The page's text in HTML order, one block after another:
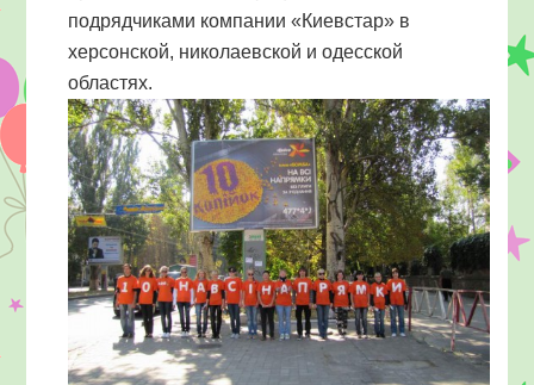
подрядчиками компании «Киевстар» в
херсонской, николаевской и одесской
областях.